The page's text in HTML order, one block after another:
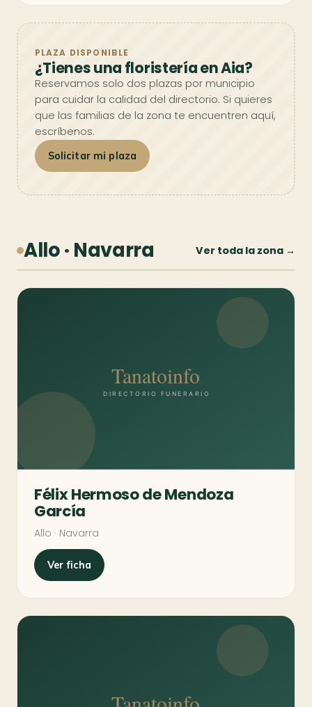
PLAZA DISPONIBLE
¿Tienes una floristería en Aia?
Reservamos solo dos plazas por municipio
para cuidar la calidad del directorio. Si quieres
que las familias de la zona te encuentren aquí,
escríbenos.
Solicitar mi plaza
Allo · Navarra Ver toda la zona →
Félix Hermoso de Mendoza
García
Allo · Navarra
Ver ficha